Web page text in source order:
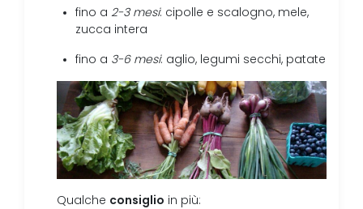
fino a 2-3 mesi: cipolle e scalogno, mele,
zucca intera
fino a 3-6 mesi: aglio, legumi secchi, patate
Qualche consiglio in più: